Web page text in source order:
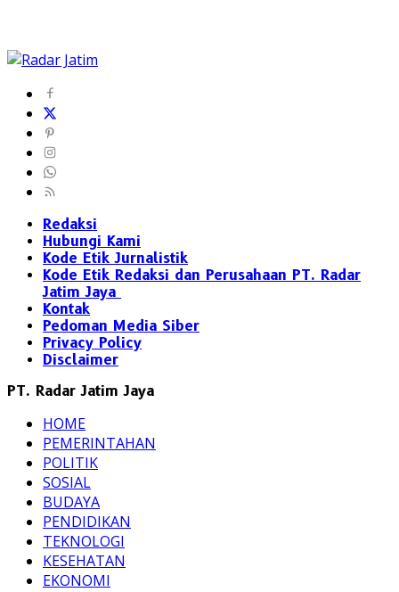
Redaksi
Hubungi Kami
Kode Etik Jurnalistik
Kode Etik Redaksi dan Perusahaan PT. Radar
Jatim Jaya
Kontak
Pedoman Media Siber
Privacy Policy
Disclaimer
PT. Radar Jatim Jaya
HOME
PEMERINTAHAN
POLITIK
SOSIAL
BUDAYA
PENDIDIKAN
TEKNOLOGI
KESEHATAN
EKONOMI